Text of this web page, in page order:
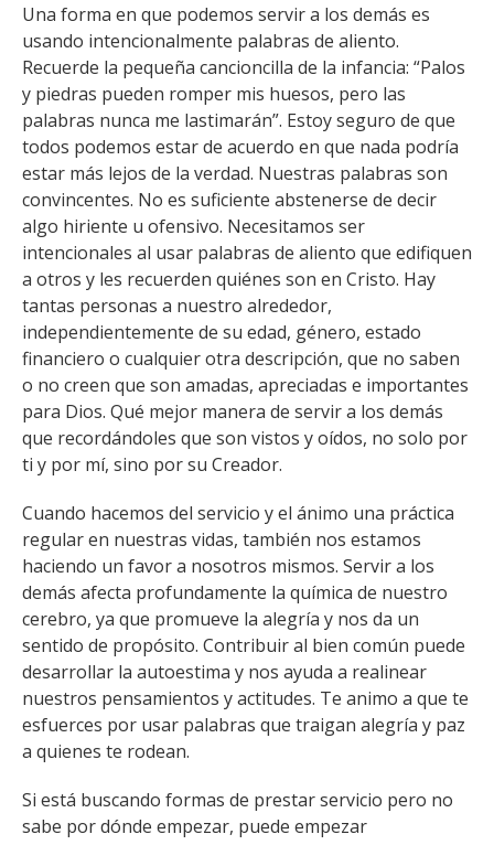
Una forma en que podemos servir a los demás es
usando intencionalmente palabras de aliento.
Recuerde la pequeña cancioncilla de la infancia: “Palos
y piedras pueden romper mis huesos, pero las
palabras nunca me lastimarán”. Estoy seguro de que
todos podemos estar de acuerdo en que nada podría
estar más lejos de la verdad. Nuestras palabras son
convincentes. No es suficiente abstenerse de decir
algo hiriente u ofensivo. Necesitamos ser
intencionales al usar palabras de aliento que edifiquen
a otros y les recuerden quiénes son en Cristo. Hay
tantas personas a nuestro alrededor,
independientemente de su edad, género, estado
financiero o cualquier otra descripción, que no saben
o no creen que son amadas, apreciadas e importantes
para Dios. Qué mejor manera de servir a los demás
que recordándoles que son vistos y oídos, no solo por
ti y por mí, sino por su Creador.
Cuando hacemos del servicio y el ánimo una práctica
regular en nuestras vidas, también nos estamos
haciendo un favor a nosotros mismos. Servir a los
demás afecta profundamente la química de nuestro
cerebro, ya que promueve la alegría y nos da un
sentido de propósito. Contribuir al bien común puede
desarrollar la autoestima y nos ayuda a realinear
nuestros pensamientos y actitudes. Te animo a que te
esfuerces por usar palabras que traigan alegría y paz
a quienes te rodean.
Si está buscando formas de prestar servicio pero no
sabe por dónde empezar, puede empezar